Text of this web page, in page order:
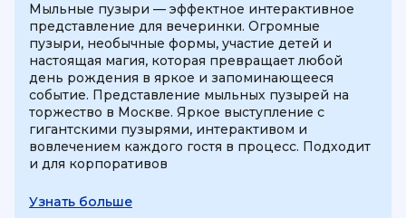
Мыльные пузыри — эффектное интерактивное
представление для вечеринки. Огромные
пузыри, необычные формы, участие детей и
настоящая магия, которая превращает любой
день рождения в яркое и запоминающееся
событие. Представление мыльных пузырей на
торжество в Москве. Яркое выступление с
гигантскими пузырями, интерактивом и
вовлечением каждого гостя в процесс. Подходит
и для корпоративов
Узнать больше